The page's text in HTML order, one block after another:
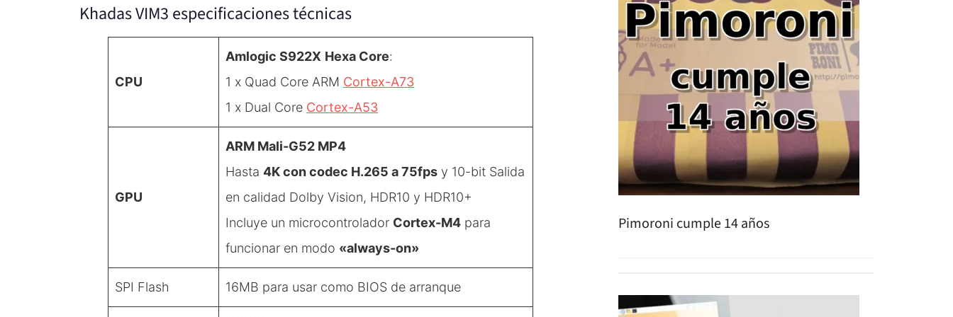
Khadas VIM3 especificaciones técnicas
CPU
Amlogic S922X Hexa Core:
1 x Quad Core ARM Cortex-A73
1 x Dual Core Cortex-A53
GPU
ARM Mali-G52 MP4
Hasta 4K con codec H.265 a 75fps y 10-bit Salida
en calidad Dolby Vision, HDR10 y HDR10+
Incluye un microcontrolador Cortex-M4 para
funcionar en modo «always-on»
SPI Flash 16MB para usar como BIOS de arranque
Pimoroni cumple 14 años